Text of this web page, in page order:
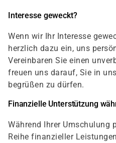
Interesse geweckt?
Wenn wir Ihr Interesse
herzlich dazu ein, uns
Vereinbaren Sie einen
freuen uns darauf, Sie in
begrüßen zu dürfen.
Finanzielle Unterstützung
Während Ihrer Umschulung
Reihe finanzieller